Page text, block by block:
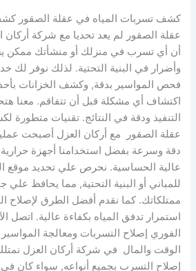
كشف تسربات المياه في عقلة الصقور
عقلة الصقور لم يعد تحديا مع شركة أركان
أن أي تسرب في منزلك أو منشأتك ممكن
وأضرار في البنية التحتية. لذلك نوفر لك
فحص المواسير بدقة, وكشف الخزانات
اكتشاف أي مشكلة قبل أن تتفاقم. معنا
التنفيذ ودقة في النتائج. تقنيات متطورة
عقلة الصقور مع أركان العزل أصبحت
دقة وسرعة بفضل استخدامنا أجهزة
عالية الحساسية. نحرص علي تحديد موقع
للمباني أو البنية التحتية, مما يحافظ
ممتلكاتك. كما نقدم أفضل الطرق لإصلاح
استمرار تدفق المياه بكفاءة عالية. اتصل
الفوري إصلاح التسربات ومعالجة
الوقت والمال في شركة أركان العزل
إصلاح التسرب بجميع أنواعه, سواء كان في